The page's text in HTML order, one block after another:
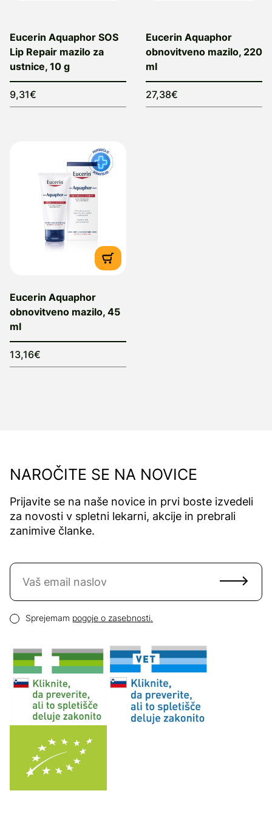
Eucerin Aquaphor SOS
Lip Repair mazilo za
ustnice, 10 g
9,31€
Eucerin Aquaphor
obnovitveno mazilo, 220
ml
27,38€
Eucerin Aquaphor
obnovitveno mazilo, 45
ml
13,16€
NAROČITE SE NA NOVICE
Prijavite se na naše novice in prvi boste izvedeli
za novosti v spletni lekarni, akcije in prebrali
zanimive članke.
Naročite se na novice
Pogoji zasebnosti
Sprejemam pogoje o zasebnosti.